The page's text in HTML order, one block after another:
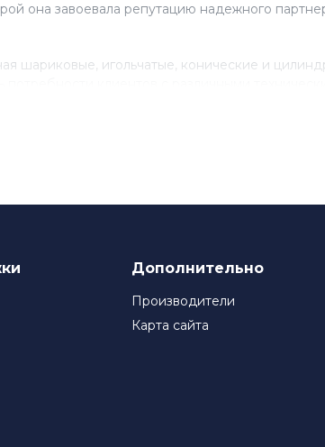
она завоевала репутацию надежного
шариковые, игольчатые, конические и
Дополнительно
Производители
Карта сайта